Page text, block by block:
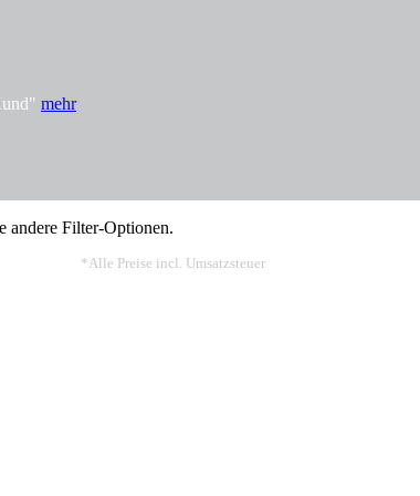
mehr
andere Filter-Optionen.
*Alle Preise incl. Umsatzsteuer